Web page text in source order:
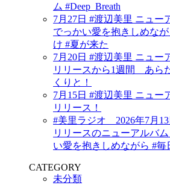
ム #Deep_Breath
7月27日 #渡辺美里 ニュー
でっかい愛を抱きしめな
け #夏が来た
7月20日 #渡辺美里 ニュー
リリースから1週間 あら
くりと！
7月15日 #渡辺美里 ニュー
リリース！
#美里ラジオ 2026年7月13
リリースのニューアルバ
い愛を抱きしめながら #
CATEGORY
未分類